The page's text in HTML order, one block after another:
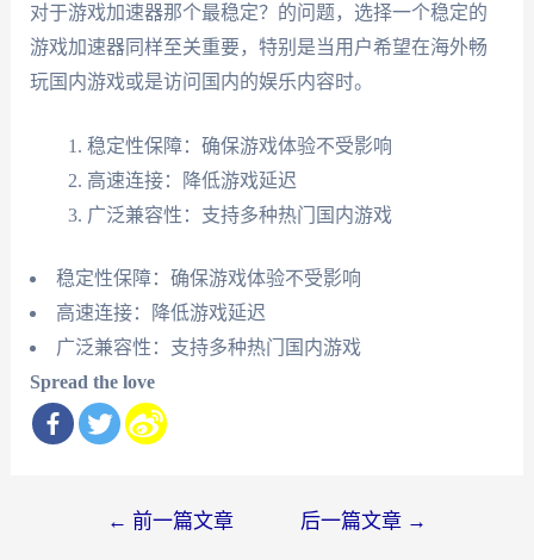
对于游戏加速器那个最稳定？的问题，选择一个稳定的
游戏加速器同样至关重要，特别是当用户希望在海外畅
玩国内游戏或是访问国内的娱乐内容时。
稳定性保障：确保游戏体验不受影响
高速连接：降低游戏延迟
广泛兼容性：支持多种热门国内游戏
稳定性保障：确保游戏体验不受影响
高速连接：降低游戏延迟
广泛兼容性：支持多种热门国内游戏
Spread the love
← 前一篇文章 后一篇文章 →